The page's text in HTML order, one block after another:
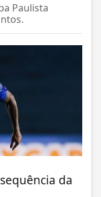
Paulista
da